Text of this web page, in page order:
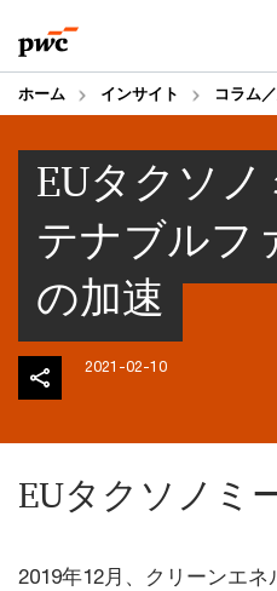
to
content
to
footer
ホーム インサイト コラム
EUタクソ
テナブルフ
の加速
2021-02-10
EUタクソノミ
2019年12月、クリーンエ